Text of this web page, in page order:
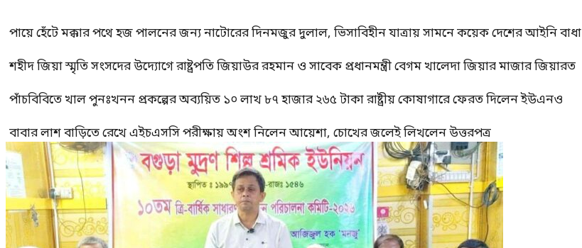
পায়ে হেঁটে মক্কার পথে হজ পালনের জন্য নাটোরের দিনমজুর দুলাল, ভিসাবিহীন যাত্রায় সামনে কয়েক দেশের আইনি বাধা
শহীদ জিয়া স্মৃতি সংসদের উদ্যোগে রাষ্ট্রপতি জিয়াউর রহমান ও সাবেক প্রধানমন্ত্রী বেগম খালেদা জিয়ার মাজার জিয়ারত
পাঁচবিবিতে খাল পুনঃখনন প্রকল্পের অব্যয়িত ১০ লাখ ৮৭ হাজার ২৬৫ টাকা রাষ্ট্রীয় কোষাগারে ফেরত দিলেন ইউএনও
বাবার লাশ বাড়িতে রেখে এইচএসসি পরীক্ষায় অংশ নিলেন আয়েশা, চোখের জলেই লিখলেন উত্তরপত্র